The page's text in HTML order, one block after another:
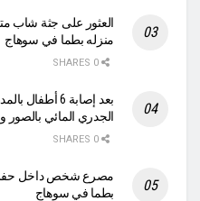
العثور على جثة شاب
منزله بطما في سوهاج
بعد إصابة 6
الجدري المائي بالصور
مصرع شخص داخل حفرة
بطما في سوهاج